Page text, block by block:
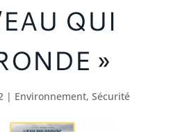
QUI
»
| Environnement,Sécurité